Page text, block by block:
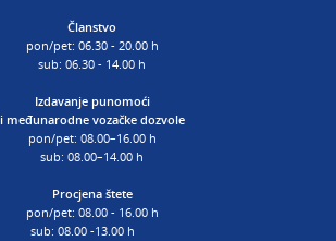
Članstvo
pon/pet: 06.30 - 20.00 h
sub: 06.30 - 14.00 h
Izdavanje punomoći
imeđunarodne vozačke dozvole
pon/pet: 08.00–16.00 h
sub: 08.00–14.00 h
Procjena štete
pon/pet: 08.00 - 16.00 h
sub: 08.00 -13.00 h